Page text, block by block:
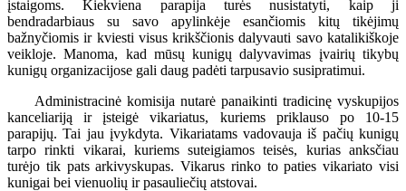
įstaigoms. Kiekviena parapija turės nusistatyti, kaip ji
bendradarbiaus su savo apylinkėje esančiomis kitų tikėjimų
bažnyčiomis ir kviesti visus krikščionis dalyvauti savo katalikiškoje
veikloje. Manoma, kad mūsų kunigų dalyvavimas įvairių tikybų
kunigų organizacijose gali daug padėti tarpusavio susipratimui.
Administracinė komisija nutarė panaikinti tradicinę vyskupijos
kanceliariją ir įsteigė vikariatus, kuriems priklauso po 10-15
parapijų. Tai jau įvykdyta. Vikariatams vadovauja iš pačių kunigų
tarpo rinkti vikarai, kuriems suteigiamos teisės, kurias anksčiau
turėjo tik pats arkivyskupas. Vikarus rinko to paties vikariato visi
kunigai bei vienuolių ir pasauliečių atstovai.